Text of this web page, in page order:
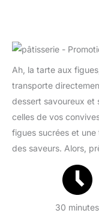
Ah, la tarte aux
transporte
dessert savoureux et
celles de vos
figues sucrées et une
des saveurs. Alors,
30 minutes